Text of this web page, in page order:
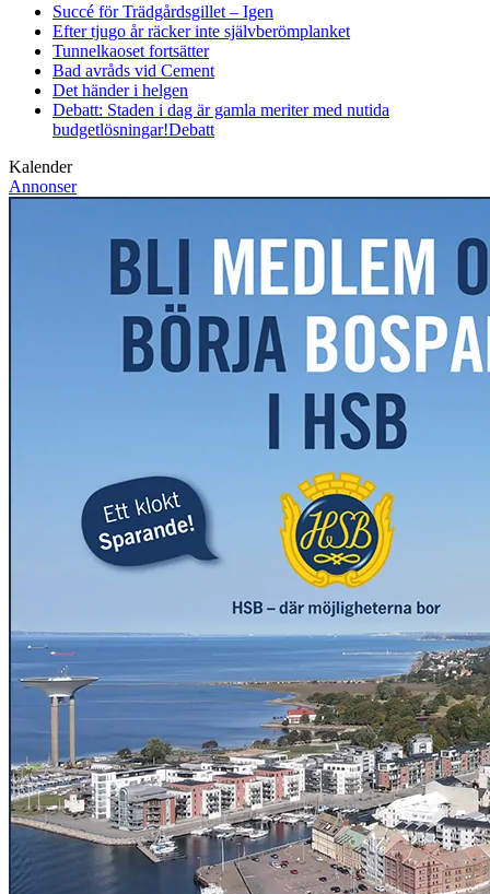
Succé för Trädgårdsgillet – Igen
Efter tjugo år räcker inte självberömplanket
Tunnelkaoset fortsätter
Bad avråds vid Cement
Det händer i helgen
Debatt: Staden i dag är gamla meriter med nutida
budgetlösningar!Debatt
Kalender
Annonser